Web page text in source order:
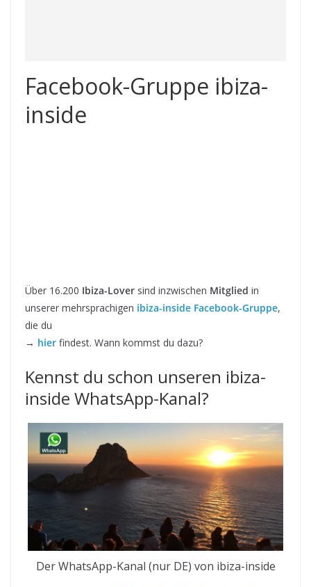
Facebook-Gruppe ibiza-
inside
Über 16.200 Ibiza-Lover sind inzwischen Mitglied in
unserer mehrsprachigen ibiza-inside Facebook-Gruppe,
die du
→ hier findest. Wann kommst du dazu?
Kennst du schon unseren ibiza-
inside WhatsApp-Kanal?
Der WhatsApp-Kanal (nur DE) von ibiza-inside